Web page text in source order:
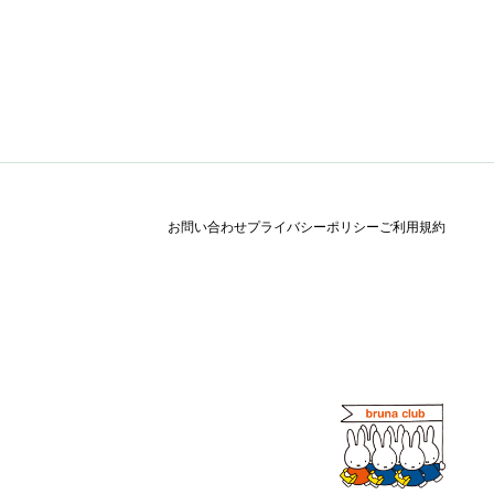
お問い合わせプライバシーポリシー ご利用規約